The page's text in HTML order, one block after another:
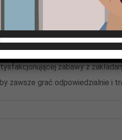
oczywiste sporty
dowolnym miejscu.
zabawy z
zawsze grać odpowiedzialnie i